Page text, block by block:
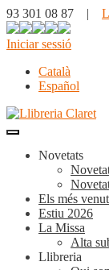
93 301 08 87 |
Iniciar sessió
Català
Español
Novetats
Els més
Estiu 2026
La Missa
Alta
Llibreria